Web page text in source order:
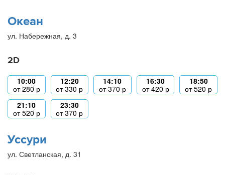
Океан
ул. Набережная, д. 3
2D
10:00
от280 р
12:20
от330 р
14:10
от370 р
16:30
от420 р
18:50
от520 р
21:10
от520 р
23:30
от370 р
Уссури
ул. Светланская, д. 31